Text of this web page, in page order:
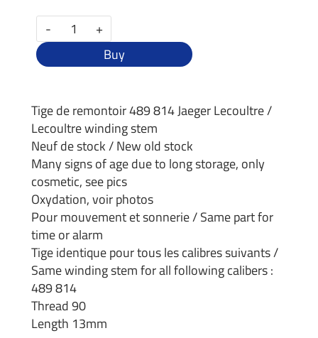
-
+
Buy
Tige de remontoir 489 814 Jaeger Lecoultre /
Lecoultre winding stem
Neuf de stock / New old stock
Many signs of age due to long storage, only
cosmetic, see pics
Oxydation, voir photos
Pour mouvement et sonnerie / Same part for
time or alarm
Tige identique pour tous les calibres suivants /
Same winding stem for all following calibers :
489 814
Thread 90
Length 13mm